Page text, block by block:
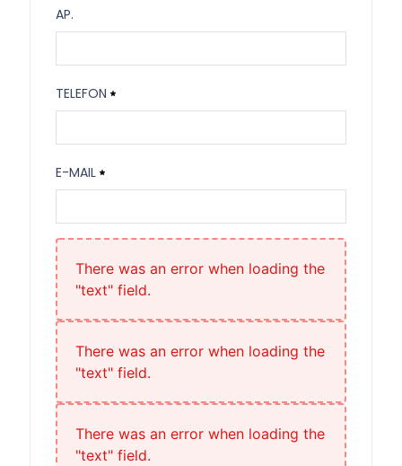
AP.
TELEFON
Necesitat
E-MAIL
E-mail
Necesitat
There was an error when loading the
"text" field.
There was an error when loading the
"text" field.
There was an error when loading the
"text" field.